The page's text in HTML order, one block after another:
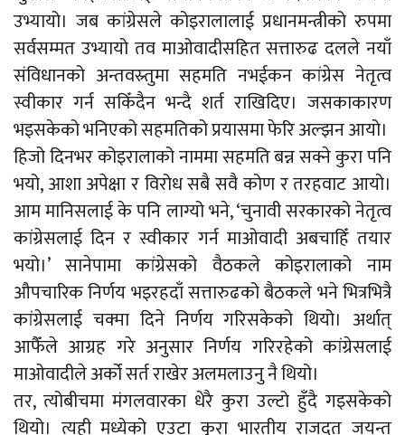
उभ्यायो। जब कांग्रेसले कोइरालालाई प्रधानमन्त्रीको रुपमा
सर्वसम्मत उभ्यायो तव माओवादीसहित सत्तारुढ दलले नयाँ
संविधानको अन्तवस्र्तुमा सहमति नभईकन कांग्रेस नेतृत्व
स्वीकार गर्न सकिँदैन भन्दै शर्त राखिदिए। जसकाकारण
भइसकेको भनिएको सहमतिको प्रयासमा फेरि अल्झन आयो।
हिजो दिनभर कोइरालाको नाममा सहमति बन्न सक्ने कुरा पनि
भयो, आशा अपेक्षा र विरोध सबै सवै कोण र तरहवाट आयो।
आम मानिसलाई के पनि लाग्यो भने, ‘चुनावी सरकारको नेतृत्व
कांग्रेसलाई दिन र स्वीकार गर्न माओवादी अबचाहिँ तयार
भयो।’ सानेपामा कांग्रेसको वैठकले कोइरालाको नाम
औपचारिक निर्णय भइरहदाँ सत्तारुढको बैठकले भने भित्रभित्रै
कांग्रेसलाई चक्मा दिने निर्णय गरिसकेको थियो। अर्थात्
आफैँले आग्रह गरे अनुसार निर्णय गरिरहेको कांग्रेसलाई
माओवादीले अर्को सर्त राखेर अलमलाउनु नै थियो।
तर, त्योबीचमा मंगलवारका धेरै कुरा उल्टो हुँदै गइसकेको
थियो। त्यही मध्येको एउटा कुरा भारतीय राजदुत जयन्त